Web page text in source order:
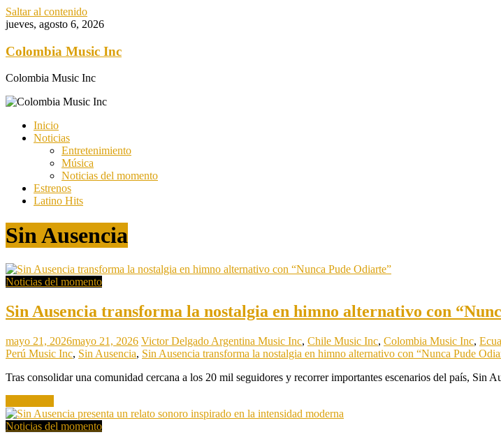
Saltar al contenido
jueves, agosto 6, 2026
Colombia Music Inc
Colombia Music Inc
Inicio
Noticias
Entretenimiento
Música
Noticias del momento
Estrenos
Latino Hits
Sin Ausencia
Noticias del momento
Sin Ausencia transforma la nostalgia en himno alternativo con
mayo 21, 2026mayo 21, 2026 Victor Delgado Argentina Music Inc, Chile Music Inc, Colombia Music Inc,
Perú Music Inc, Sin Ausencia, Sin Ausencia transforma la nostalgia en himno alternativo con “Nunca Pude
Tras consolidar una comunidad cercana a los 20 mil seguidores y recorrer importantes escenarios del país, Sin
Noticias del momento